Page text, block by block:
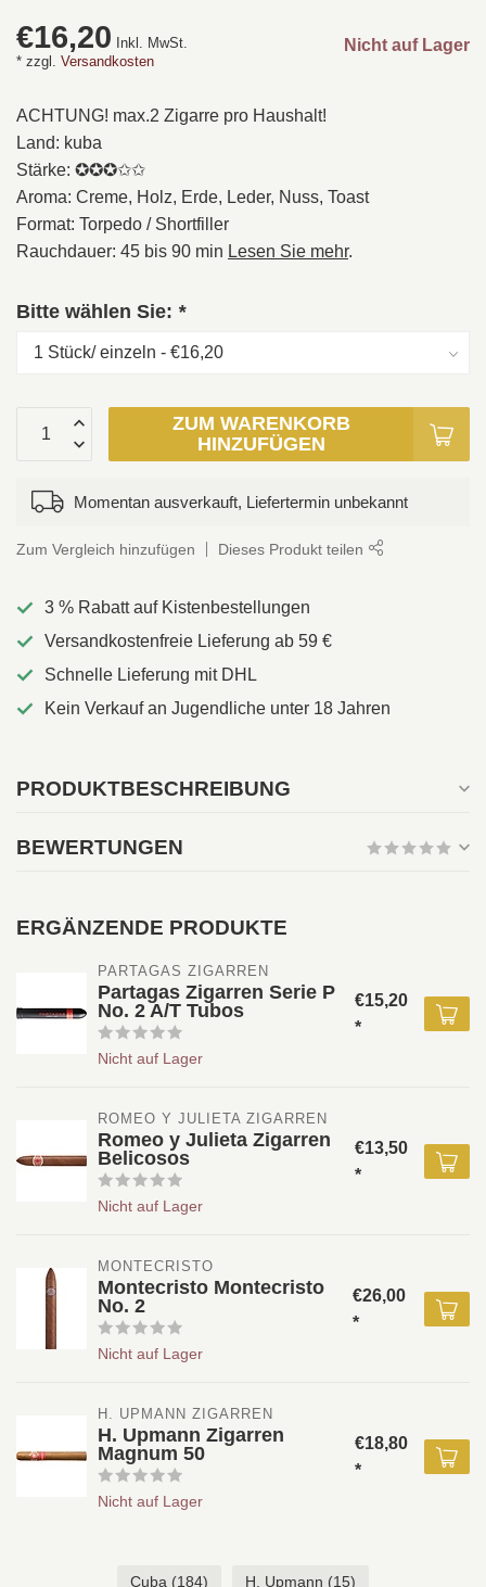
€16,20
Inkl. MwSt.
* zzgl. Versandkosten
Nicht auf Lager
ACHTUNG! max.2 Zigarre pro Haushalt!
Land: kuba
Stärke: ✪✪✪✩✩
Aroma: Creme, Holz, Erde, Leder, Nuss, Toast
Format: Torpedo / Shortfiller
Rauchdauer: 45 bis 90 min Lesen Sie mehr.
Bitte wählen Sie: *
ZUM WARENKORB
HINZUFÜGEN
Momentan ausverkauft, Liefertermin unbekannt
Zum Vergleich hinzufügen Dieses Produkt teilen
3 % Rabatt auf Kistenbestellungen
Versandkostenfreie Lieferung ab 59 €
Schnelle Lieferung mit DHL
Kein Verkauf an Jugendliche unter 18 Jahren
PRODUKTBESCHREIBUNG
BEWERTUNGEN
ERGÄNZENDE PRODUKTE
PARTAGAS ZIGARREN
Partagas Zigarren Serie P
No. 2 A/T Tubos
Nicht auf Lager
€15,20
*
ROMEO Y JULIETA ZIGARREN
Romeo y Julieta Zigarren
Belicosos
Nicht auf Lager
€13,50
*
MONTECRISTO
Montecristo Montecristo
No. 2
Nicht auf Lager
€26,00
*
H. UPMANN ZIGARREN
H. Upmann Zigarren
Magnum 50
Nicht auf Lager
€18,80
*
Cuba (184) H. Upmann (15)